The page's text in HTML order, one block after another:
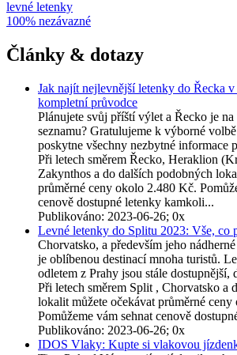
levné letenky
100% nezávazné
Články & dotazy
Jak najít nejlevnější letenky do Řecka
kompletní průvodce
Plánujete svůj příští výlet a Řecko je
seznamu? Gratulujeme k výborné
poskytne všechny nezbytné
Při letech směrem Řecko, Heraklion
Zakynthos a do dalších podobných
průměrné ceny okolo 2.480 Kč.
cenově dostupné letenky kamkoli...
Publikováno: 2023-06-26; 0x
Levné letenky do Splitu 2023: Vše, co
Chorvatsko, a především jeho
je oblíbenou destinací mnoha turistů.
odletem z Prahy jsou stále
Při letech směrem Split , Chorvatsko a
lokalit můžete očekávat průměrné
Pomůžeme vám sehnat cenově
Publikováno: 2023-06-26; 0x
IDOS Vlaky: Kupte si vlakovou